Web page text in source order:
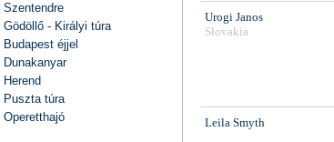
Szentendre
Gödöllő - Királyi túra
Budapest éjjel
Dunakanyar
Herend
Puszta túra
Operetthajó
Urogi Janos
Slovakia
Leila Smyth